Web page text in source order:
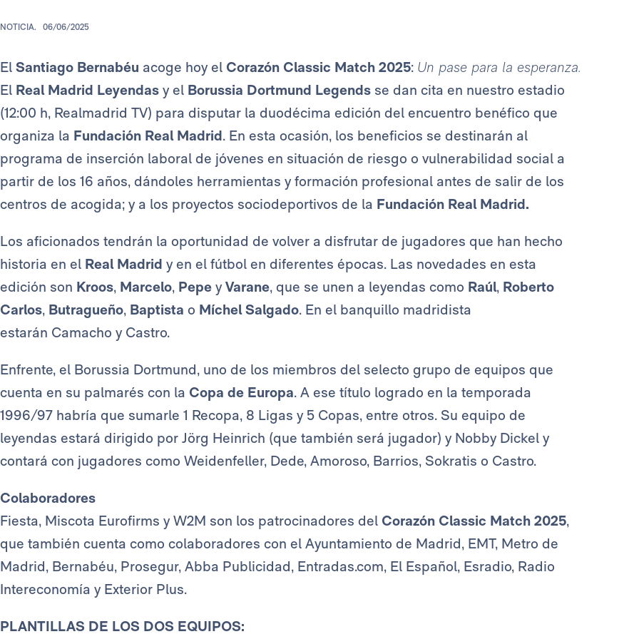
NOTICIA. 06/06/2025
El Santiago Bernabéu acoge hoy el Corazón Classic Match 2025: Un pase para la esperanza.
El Real Madrid Leyendas y el Borussia Dortmund Legends se dan cita en nuestro estadio
(12:00 h, Realmadrid TV) para disputar la duodécima edición del encuentro benéfico que
organiza la Fundación Real Madrid. En esta ocasión, los beneficios se destinarán al
programa de inserción laboral de jóvenes en situación de riesgo o vulnerabilidad social a
partir de los 16 años, dándoles herramientas y formación profesional antes de salir de los
centros de acogida; y a los proyectos sociodeportivos de la Fundación Real Madrid.
Los aficionados tendrán la oportunidad de volver a disfrutar de jugadores que han hecho
historia en el Real Madrid y en el fútbol en diferentes épocas. Las novedades en esta
edición son Kroos, Marcelo, Pepe y Varane, que se unen a leyendas como Raúl, Roberto
Carlos, Butragueño, Baptista o Míchel Salgado. En el banquillo madridista
estarán Camacho y Castro.
Enfrente, el Borussia Dortmund, uno de los miembros del selecto grupo de equipos que
cuenta en su palmarés con la Copa de Europa. A ese título logrado en la temporada
1996/97 habría que sumarle 1 Recopa, 8 Ligas y 5 Copas, entre otros. Su equipo de
leyendas estará dirigido por Jörg Heinrich (que también será jugador) y Nobby Dickel y
contará con jugadores como Weidenfeller, Dede, Amoroso, Barrios, Sokratis o Castro.
Colaboradores
Fiesta, Miscota Eurofirms y W2M son los patrocinadores del Corazón Classic Match 2025,
que también cuenta como colaboradores con el Ayuntamiento de Madrid, EMT, Metro de
Madrid, Bernabéu, Prosegur, Abba Publicidad, Entradas.com, El Español, Esradio, Radio
Intereconomía y Exterior Plus.
PLANTILLAS DE LOS DOS EQUIPOS: